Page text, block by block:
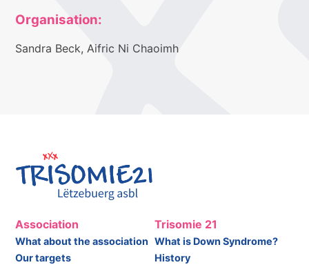
Organisation:
Sandra Beck, Aifric Ni Chaoimh
Association
What about the association
Our targets
Trisomie 21
What is Down Syndrome?
History